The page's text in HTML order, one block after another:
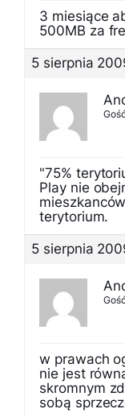
3 miesiące
500MB za
5 sierpnia
Gość
"75%
Play nie
terytorium.
5 sierpnia
Gość
w prawach
nie jest
skromnym
sobą